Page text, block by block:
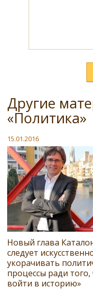
Другие
«Политика»
15.01.2016
Новый глава
следует
укорачивать
процессы ради
войти в историю»